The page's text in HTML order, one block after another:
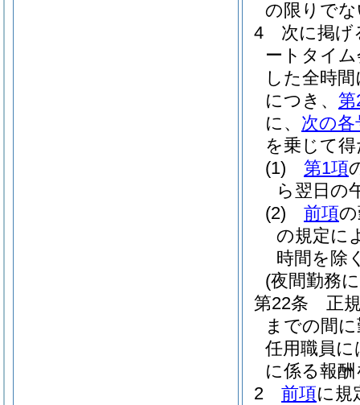
の限りで
4
次に掲げ
ートタイ
した全時
につき、 第
に、 次の各
を乗じて
(1)
第1項
ら翌日の
(2)
前項
の規定に
時間を除
(夜間勤務
第22条
正
までの間
任用職員
に係る報
2
前項に規